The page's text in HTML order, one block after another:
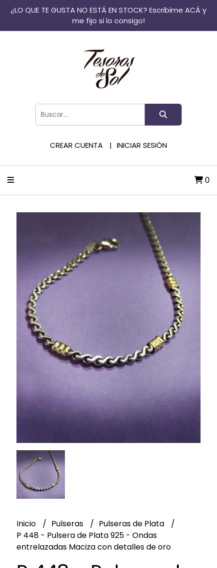
¿LO QUE TE GUSTA NO ESTÁ EN STOCK? Escribime ACÁ y
me fijo si lo consigo!
CREAR CUENTA INICIAR SESIÓN
0
Inicio Pulseras
Pulseras de Plata
P 448 - Pulsera de Plata 925 - Ondas
entrelazadas Maciza con detalles de oro